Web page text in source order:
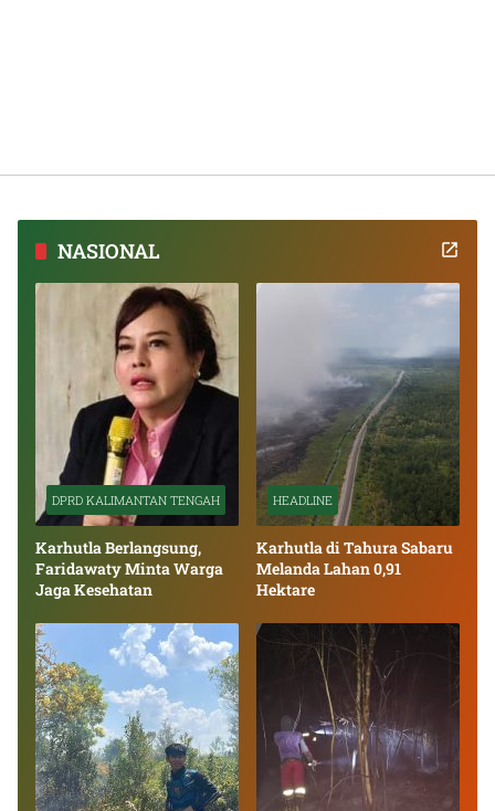
NASIONAL
DPRD KALIMANTAN TENGAH
Karhutla Berlangsung,
Faridawaty Minta Warga
Jaga Kesehatan
HEADLINE
Karhutla di Tahura Sabaru
Melanda Lahan 0,91
Hektare